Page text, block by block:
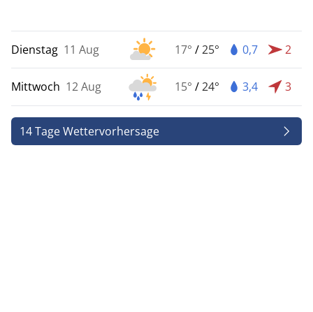
Dienstag 11 Aug 17° /25° 0,7 2
Mittwoch 12 Aug 15° /24° 3,4 3
14 Tage Wettervorhersage